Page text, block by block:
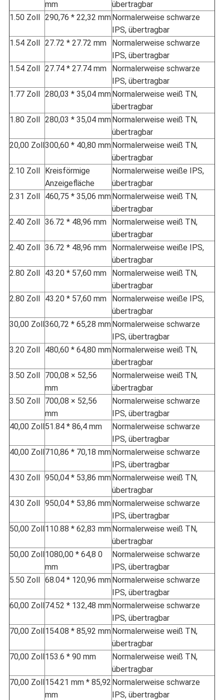
mm
übertragbar
1.50 Zoll 290,76 * 22,32 mmNormalerweise schwarze
IPS, übertragbar
1.54 Zoll 27.72 * 27.72 mm
Normalerweise schwarze
IPS, übertragbar
1.54 Zoll 27.74 * 27.74 mm
Normalerweise schwarze
IPS, übertragbar
1.77 Zoll 280,03 * 35,04 mmNormalerweise weiß TN,
übertragbar
1.80 Zoll 280,03 * 35,04 mmNormalerweise weiß TN,
übertragbar
20,00 Zoll300,60 * 40,80 mmNormalerweise weiß TN,
übertragbar
2.10 Zoll Kreisförmige
Anzeigefläche
Normalerweise weiße IPS,
übertragbar
2.31 Zoll 460,75 * 35,06 mmNormalerweise weiß TN,
übertragbar
2.40 Zoll 36.72 * 48,96 mm
Normalerweise weiß TN,
übertragbar
2.40 Zoll 36.72 * 48,96 mm
Normalerweise weiße IPS,
übertragbar
2.80 Zoll 43.20 * 57,60 mm
Normalerweise weiß TN,
übertragbar
2.80 Zoll 43.20 * 57,60 mm
Normalerweise weiße IPS,
übertragbar
30,00 Zoll360,72 * 65,28 mmNormalerweise schwarze
IPS, übertragbar
3.20 Zoll 480,60 * 64,80 mmNormalerweise weiß TN,
übertragbar
3.50 Zoll 700,08 × 52,56
mm
Normalerweise weiß TN,
übertragbar
3.50 Zoll 700,08 × 52,56
mm
Normalerweise schwarze
IPS, übertragbar
40,00 Zoll51.84 * 86,4 mm
Normalerweise schwarze
IPS, übertragbar
40,00 Zoll710,86 * 70,18 mmNormalerweise schwarze
IPS, übertragbar
4.30 Zoll 950,04 * 53,86 mmNormalerweise weiß TN,
übertragbar
4.30 Zoll 950,04 * 53,86 mmNormalerweise schwarze
IPS, übertragbar
50,00 Zoll110.88 * 62,83 mmNormalerweise weiß TN,
übertragbar
50,00 Zoll1080,00 * 64,8 0
mm
Normalerweise schwarze
IPS, übertragbar
5.50 Zoll 68.04 * 120,96 mmNormalerweise schwarze
IPS, übertragbar
60,00 Zoll74.52 * 132,48 mmNormalerweise schwarze
IPS, übertragbar
70,00 Zoll154.08 * 85,92 mmNormalerweise weiß TN,
übertragbar
70,00 Zoll153.6 * 90 mm
Normalerweise weiß TN,
übertragbar
70,00 Zoll154.21 mm * 85,92
mm
Normalerweise schwarze
IPS, übertragbar